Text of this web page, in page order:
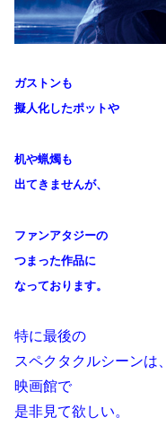
ガストンも
擬人化したポットや
机や蝋燭も
出てきませんが、
ファンアタジーの
つまった作品に
なっております。
特に最後の
スペクタクルシーンは、
映画館で
是非見て欲しい。